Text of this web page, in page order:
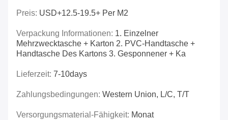
Preis: USD+12.5-19.5+ Per M2
Verpackung Informationen: 1. Einzelner
Mehrzwecktasche + Karton 2. PVC-Handtasche +
Handtasche Des Kartons 3. Gesponnener + Ka
Lieferzeit: 7-10days
Zahlungsbedingungen: Western Union, L/C, T/T
Versorgungsmaterial-Fähigkeit: Monat